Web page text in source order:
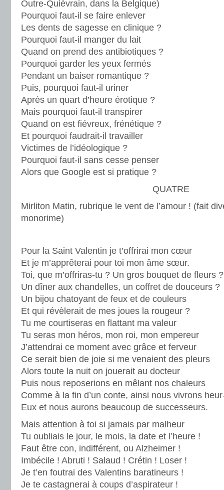
Outre-Quiévrain, dans la Belgique)
Pourquoi faut-il se faire enlever
Les dents de sagesse en clinique ?
Pourquoi faut-il manger du lait
Quand on prend des antibiotiques ?
Pourquoi garder les yeux fermés
Pendant un baiser romantique ?
Puis, pourquoi faut-il uriner
Après un quart d’heure érotique ?
Mais pourquoi faut-il transpirer
Quand on est fiévreux, frénétique ?
Et pourquoi faudrait-il travailler
Victimes de l’idéologique ?
Pourquoi faut-il sans cesse penser
Alors que Google est si pratique ?
QUATRE
Mirliton Matin, rubrique le vent de l’amour ! (fait
monorime)
Pour la Saint Valentin je t’offrirai mon cœur
Et je m’apprêterai pour toi mon âme sœur.
Toi, que m’offriras-tu ? Un gros bouquet de fleurs ?
Un dîner aux chandelles, un coffret de douceurs ?
Un bijou chatoyant de feux et de couleurs
Et qui révèlerait de mes joues la rougeur ?
Tu me courtiseras en flattant ma valeur
Tu seras mon héros, mon roi, mon empereur
J’attendrai ce moment avec grâce et ferveur
Ce serait bien de joie si me venaient des pleurs
Alors toute la nuit on jouerait au docteur
Puis nous reposerions en mêlant nos chaleurs
Comme à la fin d’un conte, ainsi nous vivrons
Eux et nous aurons beaucoup de successeurs.
Mais attention à toi si jamais par malheur
Tu oubliais le jour, le mois, la date et l’heure !
Faut être con, indifférent, ou Alzheimer !
Imbécile ! Abruti ! Salaud ! Crétin ! Loser !
Je t’en foutrai des Valentins baratineurs !
Je te castagnerai à coups d’aspirateur !